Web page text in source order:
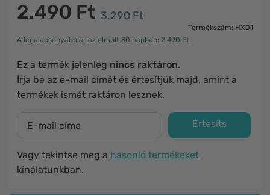
2.490 Ft 3.290 Ft
Termékszám: HX01
A legalacsonyabb ár az elmúlt 30 napban: 2.490 Ft
Ez a termék jelenleg nincs raktáron.
Írja be az e-mail címét és értesítjük majd, amint a
termékek ismét raktáron lesznek.
Értesíts
Vagy tekintse meg a hasonló termékeket
kínálatunkban.